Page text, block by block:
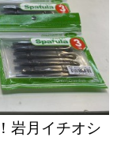
岩月イチオシ